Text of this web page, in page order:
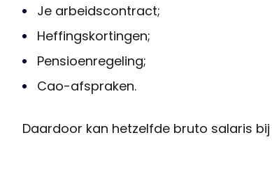
Je arbeidscontract;
Heffingskortingen;
Pensioenregeling;
Cao-afspraken.
Daardoor kan hetzelfde bruto salaris